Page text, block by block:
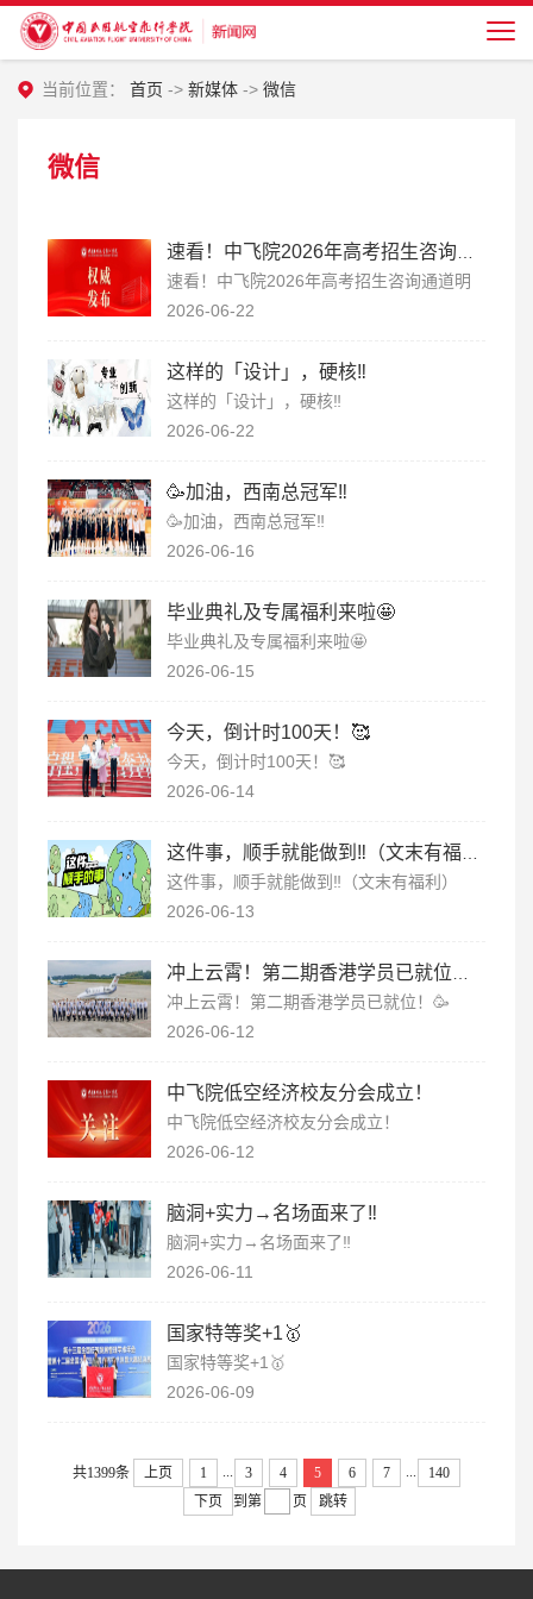
当前位置： 首页 -> 新媒体 -> 微信
微信
速看！中飞院2026年高考招生咨询通道明
日开启！
2026-06-22
这样的「设计」，硬核‼️
这样的「设计」，硬核‼️
2026-06-22
🥳加油，西南总冠军‼️
🥳加油，西南总冠军‼️
2026-06-16
毕业典礼及专属福利来啦🤩
毕业典礼及专属福利来啦🤩
2026-06-15
今天，倒计时100天！🥰
今天，倒计时100天！🥰
2026-06-14
这件事，顺手就能做到‼️（文末有福利）
2026-06-13
冲上云霄！第二期香港学员已就位！🥳
2026-06-12
中飞院低空经济校友分会成立！
中飞院低空经济校友分会成立！
2026-06-12
脑洞+实力→名场面来了‼️
脑洞+实力→名场面来了‼️
2026-06-11
国家特等奖+1🥇
国家特等奖+1🥇
2026-06-09
共1399条 上页 1 3 4 5 6 7
140
下页
到第 页 跳转